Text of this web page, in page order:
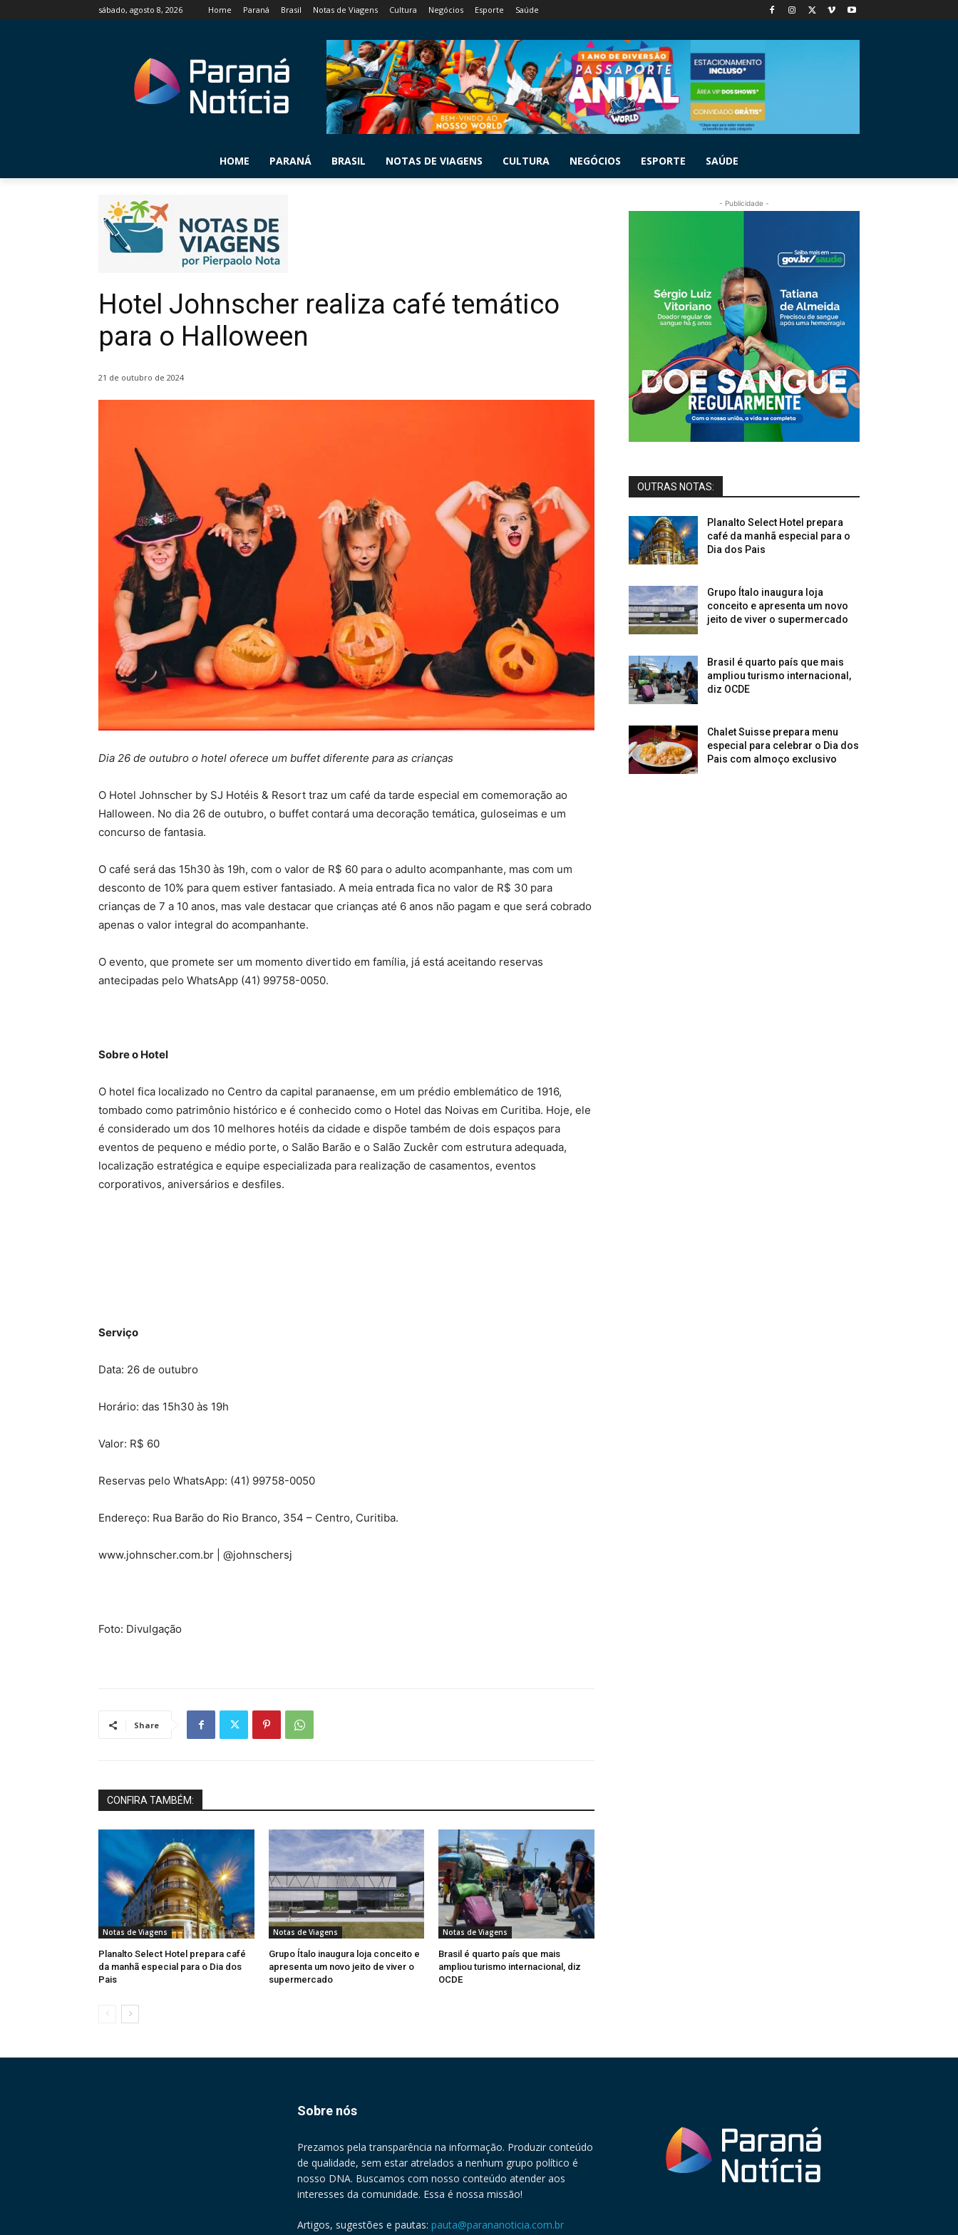
sábado, agosto 8, 2026 Home Paraná Brasil Notas de Viagens Cultura Negócios Esporte Saúde
HOME PARANÁ BRASIL NOTAS DE VIAGENS CULTURA NEGÓCIOS ESPORTE SAÚDE
Hotel Johnscher realiza café temático
para o Halloween
21 de outubro de 2024
Dia 26 de outubro o hotel oferece um buffet diferente para as crianças
O Hotel Johnscher by SJ Hotéis & Resort traz um café da tarde especial em comemoração ao
Halloween. No dia 26 de outubro, o buffet contará uma decoração temática, guloseimas e um
concurso de fantasia.
O café será das 15h30 às 19h, com o valor de R$ 60 para o adulto acompanhante, mas com um
desconto de 10% para quem estiver fantasiado. A meia entrada fica no valor de R$ 30 para
crianças de 7 a 10 anos, mas vale destacar que crianças até 6 anos não pagam e que será cobrado
apenas o valor integral do acompanhante.
O evento, que promete ser um momento divertido em família, já está aceitando reservas
antecipadas pelo WhatsApp (41) 99758-0050.
Sobre o Hotel
O hotel fica localizado no Centro da capital paranaense, em um prédio emblemático de 1916,
tombado como patrimônio histórico e é conhecido como o Hotel das Noivas em Curitiba. Hoje, ele
é considerado um dos 10 melhores hotéis da cidade e dispõe também de dois espaços para
eventos de pequeno e médio porte, o Salão Barão e o Salão Zuckêr com estrutura adequada,
localização estratégica e equipe especializada para realização de casamentos, eventos
corporativos, aniversários e desfiles.
Serviço
Data: 26 de outubro
Horário: das 15h30 às 19h
Valor: R$ 60
Reservas pelo WhatsApp: (41) 99758-0050
Endereço: Rua Barão do Rio Branco, 354 – Centro, Curitiba.
www.johnscher.com.br | @johnschersj
Foto: Divulgação
Share
CONFIRA TAMBÉM:
Notas de Viagens
Planalto Select Hotel prepara café
da manhã especial para o Dia dos
Pais
Notas de Viagens
Grupo Ítalo inaugura loja conceito e
apresenta um novo jeito de viver o
supermercado
Notas de Viagens
Brasil é quarto país que mais
ampliou turismo internacional, diz
OCDE
- Publicidade -
OUTRAS NOTAS:
Planalto Select Hotel prepara
café da manhã especial para o
Dia dos Pais
Grupo Ítalo inaugura loja
conceito e apresenta um novo
jeito de viver o supermercado
Brasil é quarto país que mais
ampliou turismo internacional,
diz OCDE
Chalet Suisse prepara menu
especial para celebrar o Dia dos
Pais com almoço exclusivo
Sobre nós
Prezamos pela transparência na informação. Produzir conteúdo
de qualidade, sem estar atrelados a nenhum grupo político é
nosso DNA. Buscamos com nosso conteúdo atender aos
interesses da comunidade. Essa é nossa missão!
Artigos, sugestões e pautas: pauta@parananoticia.com.br